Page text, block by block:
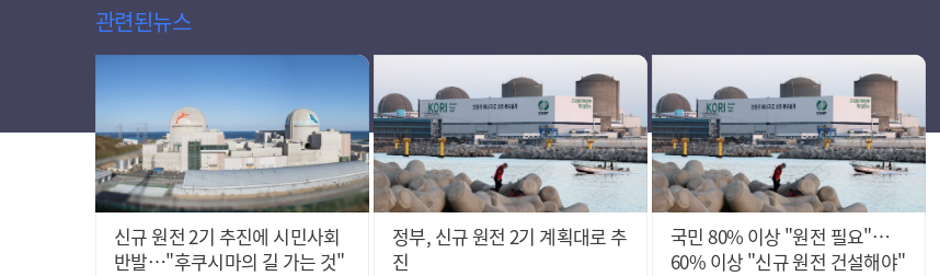
관련된뉴스
신규 원전 2기 추진에 시민사회
반발…"후쿠시마의 길 가는 것"
정부, 신규 원전 2기 계획대로 추
진
국민 80% 이상 "원전 필요"…
60% 이상 "신규 원전 건설해야"